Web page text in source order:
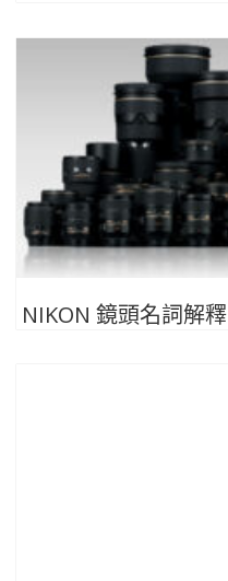
NIKON 鏡頭名詞解釋